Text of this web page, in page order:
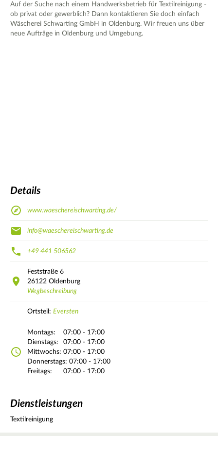
Auf der Suche nach einem Handwerksbetrieb für Textilreinigung -
ob privat oder gewerblich? Dann kontaktieren Sie doch einfach
Wäscherei Schwarting GmbH in Oldenburg. Wir freuen uns über
neue Aufträge in Oldenburg und Umgebung.
Details
www.waeschereischwarting.de/
info@waeschereischwarting.de
+49 441 506562
Feststraße 6
26122 Oldenburg
Wegbeschreibung
Ortsteil: Eversten
Montags:
07:00 - 17:00
Dienstags:
07:00 - 17:00
Mittwochs: 07:00 - 17:00
Donnerstags: 07:00 - 17:00
Freitags:
07:00 - 17:00
Dienstleistungen
Textilreinigung